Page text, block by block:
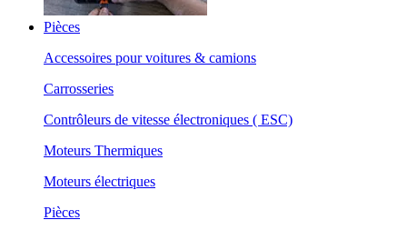
Pièces
Accessoires pour voitures & camions
Carrosseries
Contrôleurs de vitesse électroniques ( ESC)
Moteurs Thermiques
Moteurs électriques
Pièces